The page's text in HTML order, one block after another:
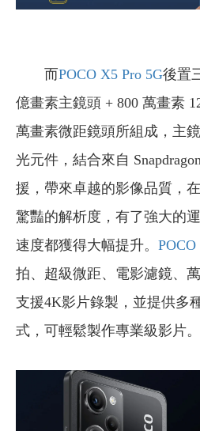
而POCO X5 Pro 5G後置
億畫素主鏡頭 + 800 萬畫素
萬畫素微距鏡頭所組成，主
光元件，結合來自
援，帶來卓越的影像品質，
驚豔的解析度，有了強大的
速度都獲得大幅提升。
拍、超級微距、電影濾鏡、
支援4K影片錄製，並提供多
式，可輕鬆製作專業級影片。